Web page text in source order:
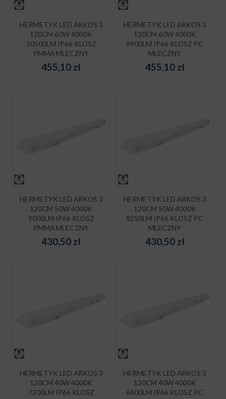
HERMETYK LED ARKOS 3
120CM 60W 4000K
10500LM IP66 KLOSZ
PMMA MLECZNY
455,10 zł
HERMETYK LED ARKOS 3
120CM 60W 4000K
9900LM IP66 KLOSZ PC
MLECZNY
455,10zł
HERMETYK LED ARKOS 3
120CM 50W 4000K
9000LM IP66 KLOSZ
PMMA MLECZNY
430,50 zł
HERMETYK LED ARKOS 3
120CM 50W 4000K
8250LM IP66 KLOSZ PC
MLECZNY
430,50zł
HERMETYK LED ARKOS 3
120CM 40W 4000K
7200LM IP66 KLOSZ
HERMETYK LED ARKOS 3
120CM 40W 4000K
6600LM IP66 KLOSZ PC